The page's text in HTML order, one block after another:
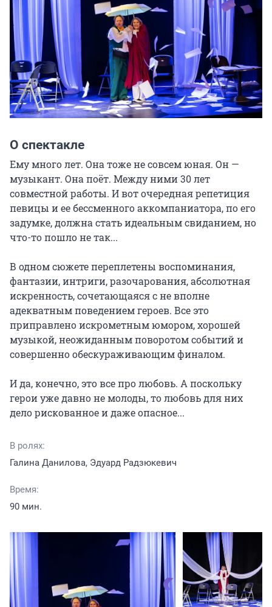
О спектакле
Ему много лет. Она тоже не совсем юная. Он —
музыкант. Она поёт. Между ними 30 лет
совместной работы. И вот очередная репетиция
певицы и ее бессменного аккомпаниатора, по его
задумке, должна стать идеальным свиданием, но
что-то пошло не так...
В одном сюжете переплетены воспоминания,
фантазии, интриги, разочарования, абсолютная
искренность, сочетающаяся с не вполне
адекватным поведением героев. Все это
приправлено искрометным юмором, хорошей
музыкой, неожиданным поворотом событий и
совершенно обескураживающим финалом.
И да, конечно, это все про любовь. А поскольку
герои уже давно не молоды, то любовь для них
дело рискованное и даже опасное...
В ролях:
Галина Данилова, Эдуард Радзюкевич
Время:
90 мин.